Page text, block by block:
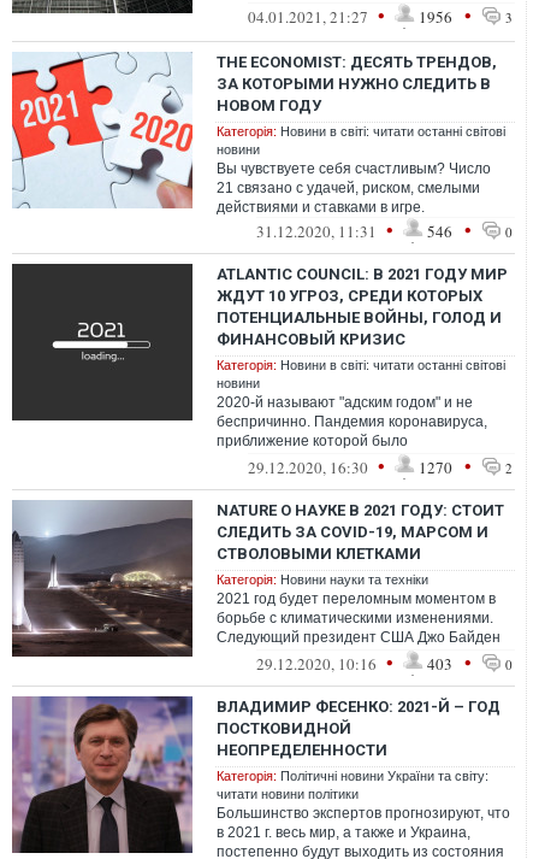
международная политическая бойня в
04.01.2021, 21:27 • 1956 • 3
THE ECONOMIST: ДЕСЯТЬ ТРЕНДОВ,
ЗА КОТОРЫМИ НУЖНО СЛЕДИТЬ В
НОВОМ ГОДУ
Категорія: Новини в світі: читати останні світові
новини
Вы чувствуете себя счастливым? Число
21 связано с удачей, риском, смелыми
действиями и ставками в игре.
31.12.2020, 11:31 • 546 • 0
ATLANTIC COUNCIL: В 2021 ГОДУ МИР
ЖДУТ 10 УГРОЗ, СРЕДИ КОТОРЫХ
ПОТЕНЦИАЛЬНЫЕ ВОЙНЫ, ГОЛОД И
ФИНАНСОВЫЙ КРИЗИС
Категорія: Новини в світі: читати останні світові
новини
2020-й называют "адским годом" и не
беспричинно. Пандемия коронавируса,
приближение которой было
предсказуемым, почему-то стала
неожиданностью. А поли...
29.12.2020, 16:30 • 1270 • 2
NATURE О НАУКЕ В 2021 ГОДУ: СТОИТ
СЛЕДИТЬ ЗА COVID-19, МАРСОМ И
СТВОЛОВЫМИ КЛЕТКАМИ
Категорія: Новини науки та техніки
2021 год будет переломным моментом в
борьбе с климатическими изменениями.
Следующий президент США Джо Байден
дал четко понять, что он будет пытаться
29.12.2020, 10:16 • 403 • 0
ВЛАДИМИР ФЕСЕНКО: 2021-Й – ГОД
ПОСТКОВИДНОЙ
НЕОПРЕДЕЛЕННОСТИ
Категорія: Політичні новини України та світу:
читати новини політики
Большинство экспертов прогнозируют, что
в 2021 г. весь мир, а также и Украина,
постепенно будут выходить из состояния